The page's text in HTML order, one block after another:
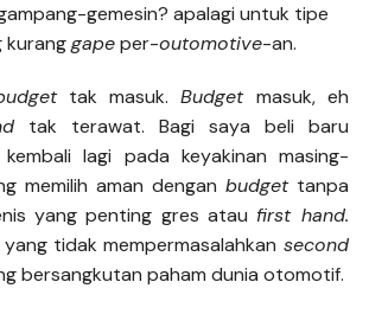
gemesin? apalagi untuk tipe
kuranggapeper-outomotive-an.
tak masuk.Budgetmasuk, eh
tak terawat. Bagi saya beli baru
lagi pada keyakinan masing-
memilih aman dengan budgettanpa
yang penting gres atau first hand.
tidak mempermasalahkan second
bersangkutan paham dunia otomotif.